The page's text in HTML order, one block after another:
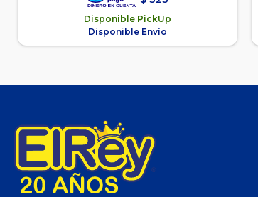
Disponible PickUp
Disponible Envío